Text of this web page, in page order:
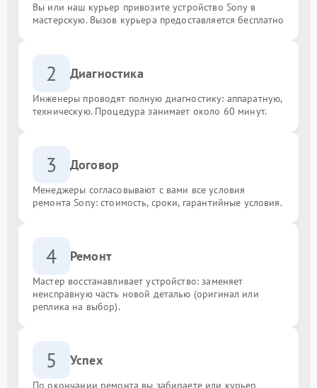
Вы или наш курьер привозите устройство Sony в
мастерскую. Вызов курьера предоставляется бесплатно
2 Диагностика
Инженеры проводят полную диагностику: аппаратную,
техническую. Процедура занимает около 60 минут.
3 Договор
Менеджеры согласовывают с вами все условия
ремонта Sony: стоимость, сроки, гарантийные условия.
4 Ремонт
Мастер восстанавливает устройство: заменяет
неисправную часть новой деталью (оригинал или
реплика на выбор).
5 Успех
По окончании ремонта вы забираете или курьер